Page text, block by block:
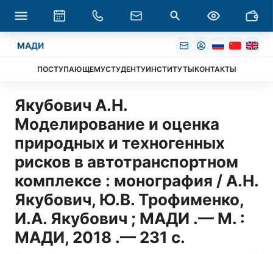
МАДИ
ПОСТУПАЮЩЕМУСТУДЕНТУИНСТИТУТЫКОНТАКТЫ
Якубович А.Н.
Моделирование и оценка
природных и техногенных
рисков в автотранспортном
комплексе : монография / А.Н.
Якубович, Ю.В. Трофименко,
И.А. Якубович ; МАДИ .— М. :
МАДИ, 2018 .— 231 с.